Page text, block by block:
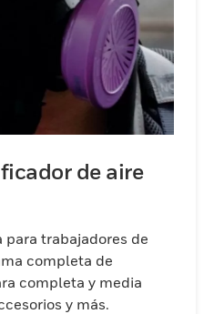
de aire
trabajadores de
completa de
completa y media
y más.